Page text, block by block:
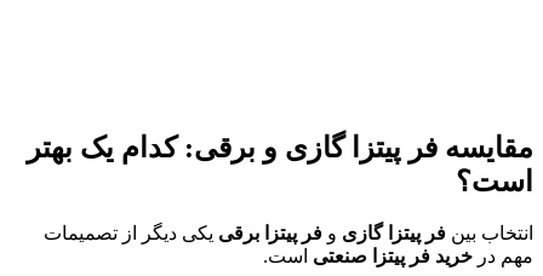
مقایسه فر پیتزا گازی و برقی: کدام یک بهتر
است؟
انتخاب بین فر پیتزا گازی و فر پیتزا برقی یکی دیگر از تصمیمات
مهم در خرید فر پیتزا صنعتی است.